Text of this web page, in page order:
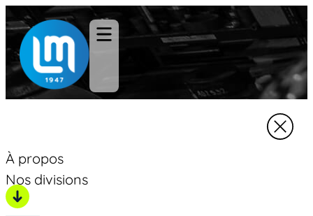
À propos
Nos divisions